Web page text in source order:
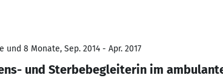
und 8 Monate, Sep. 2014 - Apr. 2017
und Sterbebegleiterin im